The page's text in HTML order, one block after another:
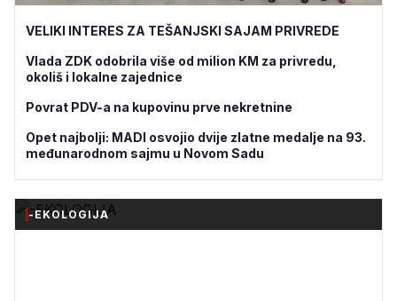
VELIKI INTERES ZA TEŠANJSKI SAJAM PRIVREDE
Vlada ZDK odobrila više od milion KM za privredu,
okoliš i lokalne zajednice
Povrat PDV-a na kupovinu prve nekretnine
Opet najbolji: MADI osvojio dvije zlatne medalje na 93.
međunarodnom sajmu u Novom Sadu
-EKOLOGIJA